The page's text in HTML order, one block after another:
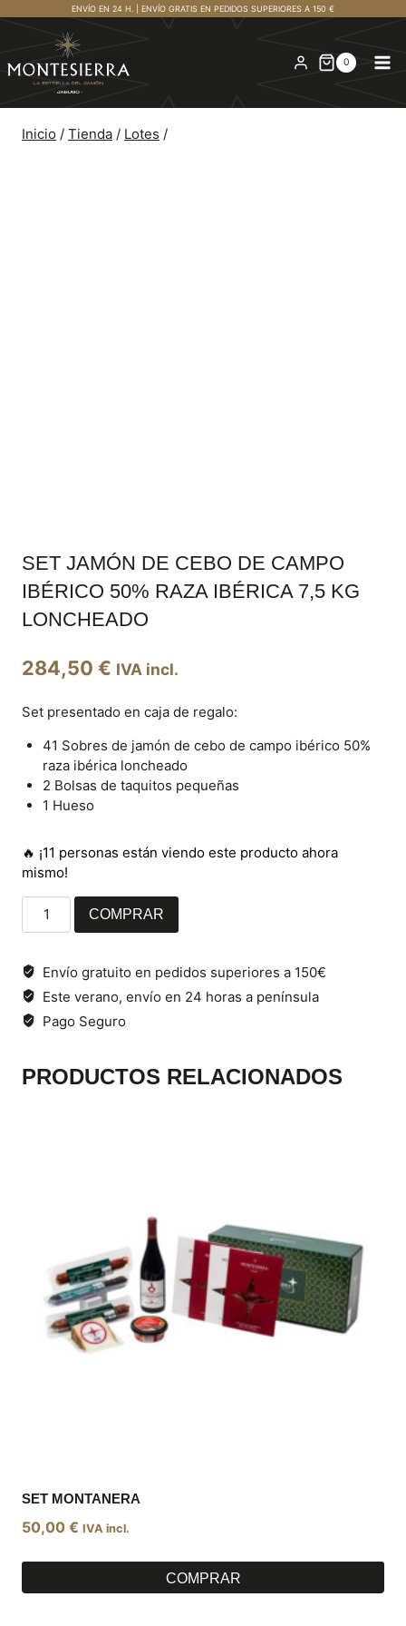
contenido
ENVÍO EN 24 H. | ENVÍO GRATIS EN PEDIDOS SUPERIORES A 150 €
0
Inicio / Tienda / Lotes /
SET JAMÓN DE CEBO DE CAMPO
IBÉRICO 50% RAZA IBÉRICA 7,5 KG
LONCHEADO
284,50 € IVA incl.
Set presentado en caja de regalo:
41 Sobres de jamón de cebo de campo ibérico 50%
raza ibérica loncheado
2 Bolsas de taquitos pequeñas
1 Hueso
🔥 ¡11 personas están viendo este producto ahora
mismo!
Jamón
Cebo
Campo
ibérico
ibérica
COMPRAR
Envío gratuito en pedidos superiores a 150€
Este verano, envío en 24 horas a península
Pago Seguro
PRODUCTOS RELACIONADOS
SET MONTANERA
50,00 € IVA incl.
COMPRAR